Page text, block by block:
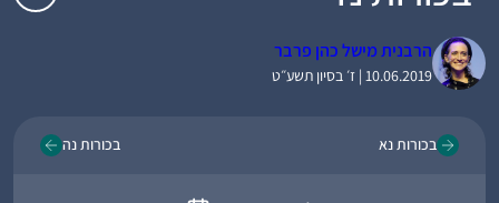
הרבנית מישל כהן פרבר
10.06.2019 | ז׳ בסיון תשע״ט
בכורות נא בכורות נה